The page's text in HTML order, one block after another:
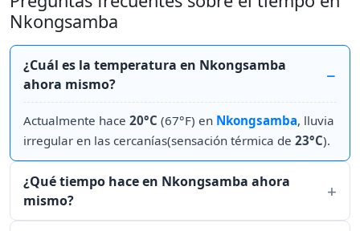
Nkongsamba
¿Cuál es la temperatura en Nkongsamba
ahora mismo?
Actualmente hace 20°C (67°F) en Nkongsamba, lluvia
irregular en las cercanías(sensación térmica de 23°C).
¿Qué tiempo hace en Nkongsamba ahora
mismo?